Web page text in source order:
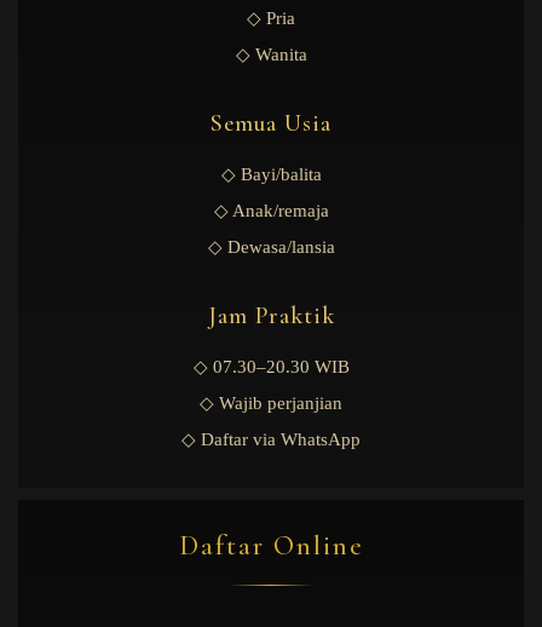
◇ Pria
◇ Wanita
Semua Usia
◇ Bayi/balita
◇ Anak/remaja
◇ Dewasa/lansia
Jam Praktik
◇ 07.30–20.30 WIB
◇ Wajib perjanjian
◇ Daftar via WhatsApp
Daftar Online